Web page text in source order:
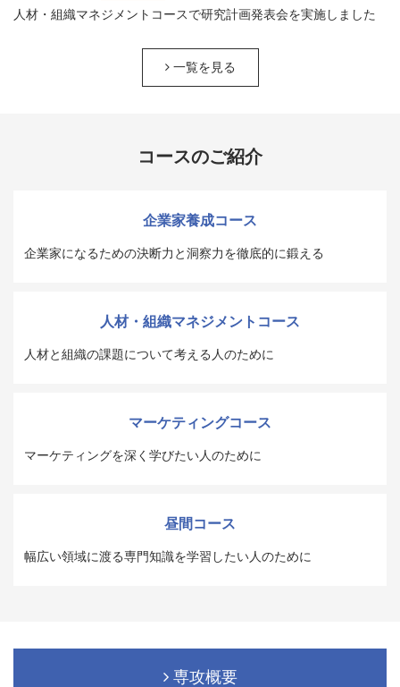
人材・組織マネジメントコースで研究計画発表会を実施しました
一覧を見る
コースのご紹介
企業家養成コース
企業家になるための決断力と洞察力を徹底的に鍛える
人材・組織マネジメントコース
人材と組織の課題について考える人のために
マーケティングコース
マーケティングを深く学びたい人のために
昼間コース
幅広い領域に渡る専門知識を学習したい人のために
専攻概要